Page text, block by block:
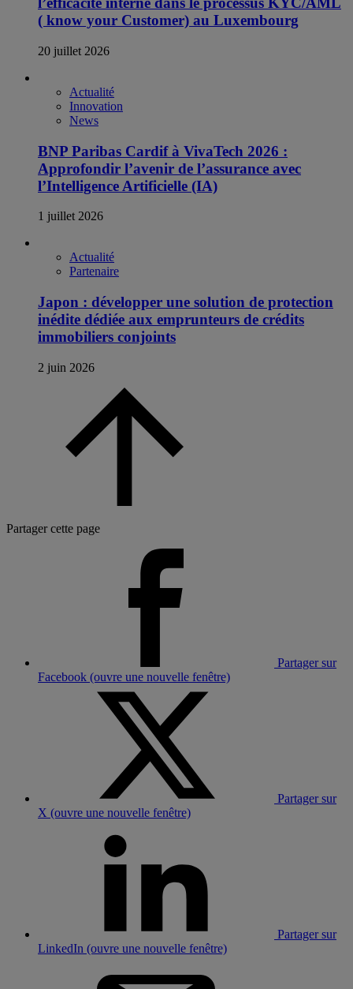
( know your Customer) au Luxembourg
20 juillet 2026
Actualité
Innovation
News
BNP Paribas Cardif à VivaTech 2026 :
Approfondir l’avenir de l’assurance avec
l’Intelligence Artificielle (IA)
1 juillet 2026
Actualité
Partenaire
Japon : développer une solution de protection
inédite dédiée aux emprunteurs de crédits
immobiliers conjoints
2 juin 2026
Partager cette page
Partager sur
Facebook (ouvre une nouvelle fenêtre)
Partager sur
X (ouvre une nouvelle fenêtre)
Partager sur
LinkedIn (ouvre une nouvelle fenêtre)